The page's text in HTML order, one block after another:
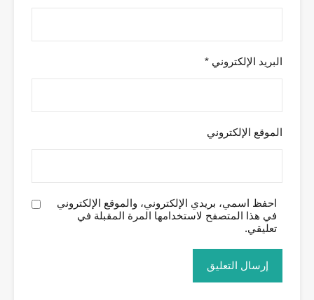
البريد الإلكتروني *
الموقع الإلكتروني
احفظ اسمي، بريدي الإلكتروني، والموقع الإلكتروني
في هذا المتصفح لاستخدامها المرة المقبلة في
تعليقي.